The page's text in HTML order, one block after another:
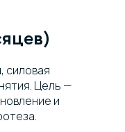
силовая
Цель —
и